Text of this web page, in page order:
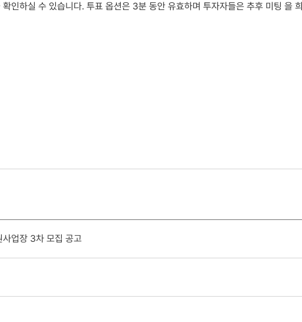
인하실 수 있습니다. 투표 옵션은 3분 동안 유효하며 투자자들은 추후 미팅
업장 3차 모집 공고